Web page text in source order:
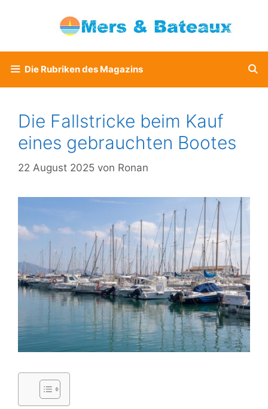
Die Rubriken des Magazins
Die Fallstricke beim Kauf
eines gebrauchten Bootes
22 August 2025 von Ronan